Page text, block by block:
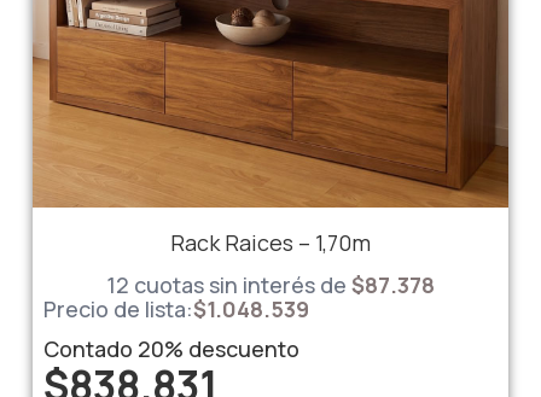
Rack Raices – 1,70m
12 cuotas sin interés de $87.378
Precio de lista:$1.048.539
Contado 20% descuento
$838.831